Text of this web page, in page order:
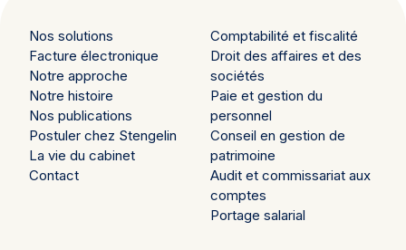
Nos solutions
Facture électronique
Notre approche
Notre histoire
Nos publications
Postuler chez Stengelin
La vie du cabinet
Contact
Comptabilité et fiscalité
Droit des affaires et des
sociétés
Paie et gestion du
personnel
Conseil en gestion de
patrimoine
Audit et commissariat aux
comptes
Portage salarial